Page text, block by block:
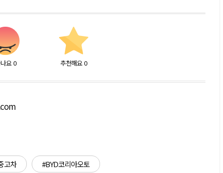
요 0 추천해요 0
고차 #BYD코리아오토